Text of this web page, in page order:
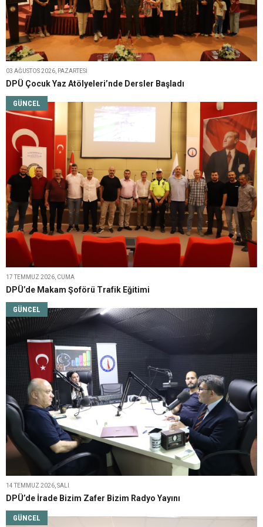
03 AĞUSTOS 2026, PAZARTESI
DPÜ Çocuk Yaz Atölyeleri’nde Dersler Başladı
GÜNCEL
17 TEMMUZ 2026, CUMA
DPÜ’de Makam Şoförü Trafik Eğitimi
GÜNCEL
14 TEMMUZ 2026, SALI
DPÜ’de İrade Bizim Zafer Bizim Radyo Yayını
GÜNCEL